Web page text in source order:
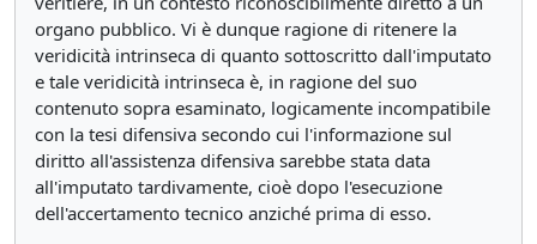
organo pubblico. Vi è dunque ragione di ritenere la
veridicità intrinseca di quanto sottoscritto dall'imputato
e tale veridicità intrinseca è, in ragione del suo
contenuto sopra esaminato, logicamente incompatibile
con la tesi difensiva secondo cui l'informazione sul
diritto all'assistenza difensiva sarebbe stata data
all'imputato tardivamente, cioè dopo l'esecuzione
dell'accertamento tecnico anziché prima di esso.